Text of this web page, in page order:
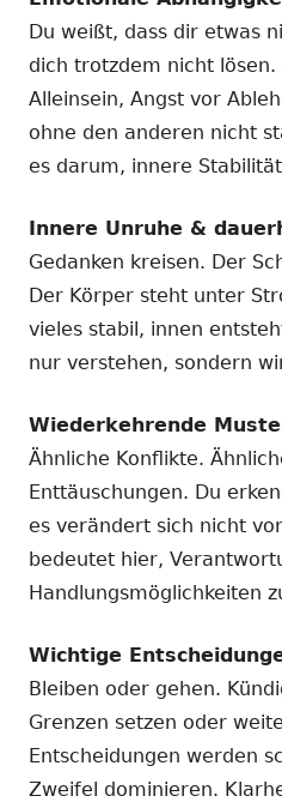
Du weißt, dass dir etwas
dich trotzdem nicht
Alleinsein, Angst vor
ohne den anderen nicht
es darum, innere
Innere Unruhe &
Gedanken kreisen. Der
Der Körper steht unter
vieles stabil, innen
nur verstehen, sondern
Wiederkehrende
Ähnliche Konflikte.
Enttäuschungen. Du
es verändert sich nicht
bedeutet hier,
Handlungsmöglichkeiten
Wichtige
Bleiben oder gehen.
Grenzen setzen oder
Entscheidungen werden
Zweifel dominieren.